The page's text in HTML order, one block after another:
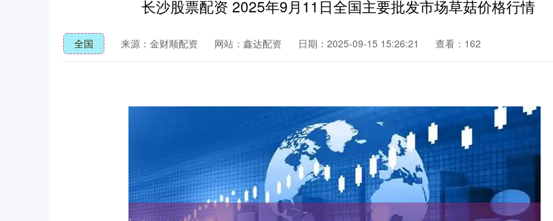
长沙股票配资 2025年9月11日全国主要批发市场草菇价格行情
全国 来源：金财顺配资 网站：鑫达配资 日期：2025-09-15 15:26:21 查看：162